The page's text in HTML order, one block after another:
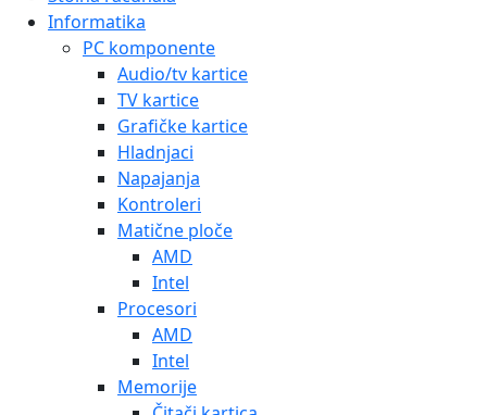
Informatika
PC komponente
Audio/tv kartice
TV kartice
Grafičke kartice
Hladnjaci
Napajanja
Kontroleri
Matične ploče
AMD
Intel
Procesori
AMD
Intel
Memorije